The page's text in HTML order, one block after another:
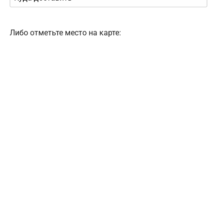
Либо отметьте место на карте: